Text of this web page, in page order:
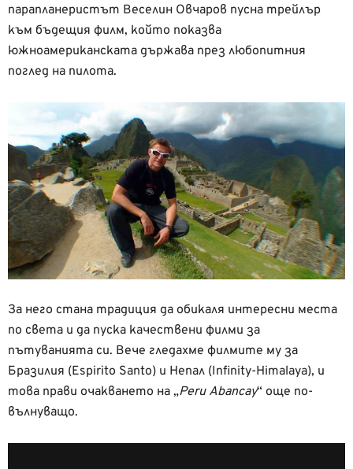
парапланеристът Веселин Овчаров пусна трейлър
към бъдещия филм, който показва
южноамериканската държава през любопитния
поглед на пилота.
За него стана традиция да обикаля интересни места
по света и да пуска качествени филми за
пътуванията си. Вече гледахме филмите му за
Бразилия (Espirito Santo) и Непал (Infinity-Himalaya), и
това прави очакването на „Peru Abancay“ още по-
вълнуващо.